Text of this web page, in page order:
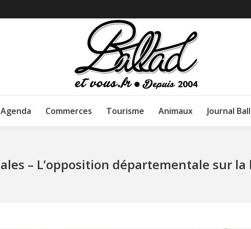
Agenda Commerces Tourisme Animaux Journal
– L’opposition départementale sur